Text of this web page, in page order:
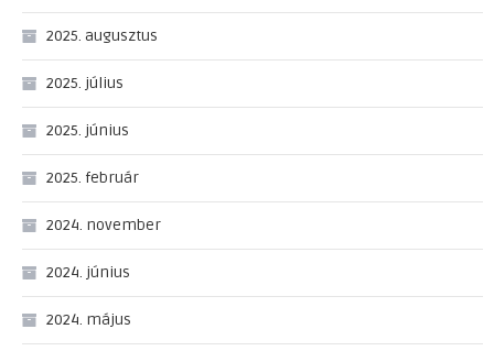
2025. augusztus
2025. július
2025. június
2025. február
2024. november
2024. június
2024. május